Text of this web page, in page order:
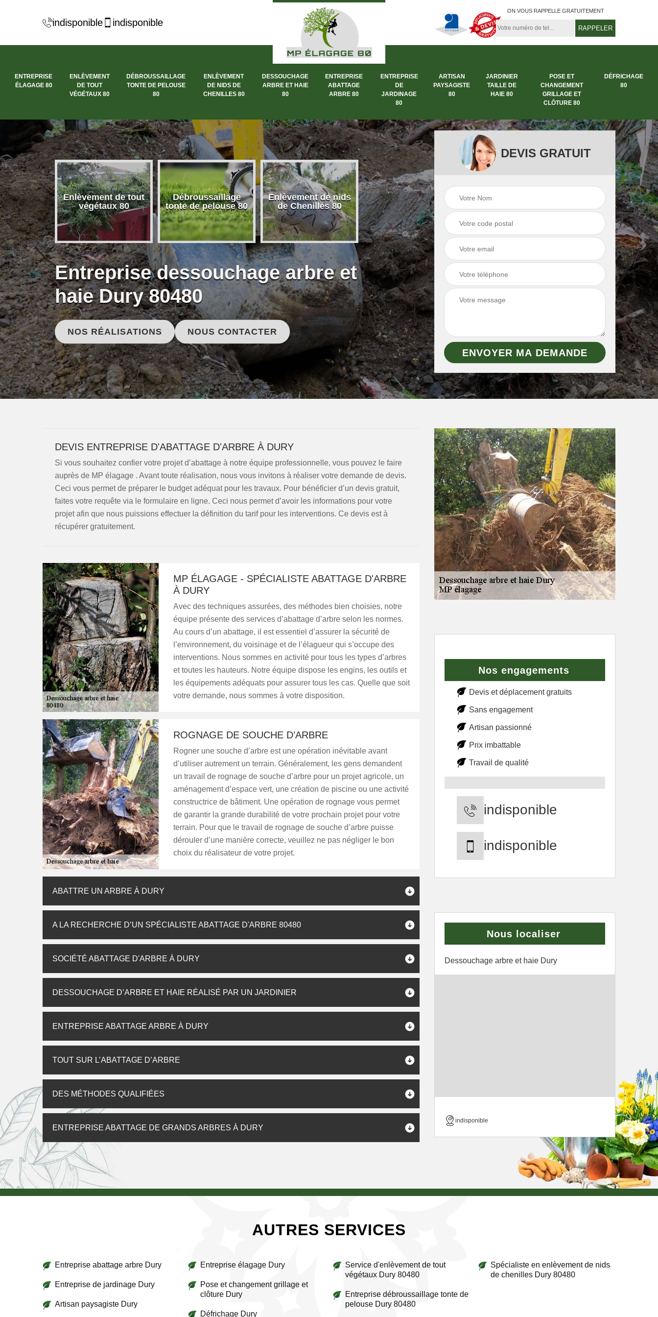
indisponible indisponible
ON VOUS RAPPELLE GRATUITEMENT
ENTREPRISE
ÉLAGAGE 80
ENLÈVEMENT
DE TOUT
VÉGÉTAUX 80
DÉBROUSSAILLAGE
TONTE DE PELOUSE
80
ENLÈVEMENT
DE NIDS DE
CHENILLES 80
DESSOUCHAGE
ARBRE ET HAIE
80
ENTREPRISE
ABATTAGE
ARBRE 80
ENTREPRISE
DE
JARDINAGE
80
ARTISAN
PAYSAGISTE
80
JARDINIER
TAILLE DE
HAIE 80
POSE ET
CHANGEMENT
GRILLAGE ET
CLÔTURE 80
DÉFRICHAGE
80
élagage
Enlèvement de tout
végétaux 80
Débroussaillage
tonte de pelouse 80
Enlèvement de nids
de Chenilles 80
Dessouchage arbre
et haie 80
Entreprise abattage
Entreprise de
jardinage 80
Entreprise dessouchage arbre et
haie Dury 80480
NOS RÉALISATIONS NOUS CONTACTER
DEVIS GRATUIT
DEVIS ENTREPRISE D'ABATTAGE D'ARBRE À DURY
Si vous souhaitez confier votre projet d’abattage à notre équipe professionnelle, vous pouvez le faire
auprès de MP élagage . Avant toute réalisation, nous vous invitons à réaliser votre demande de devis.
Ceci vous permet de préparer le budget adéquat pour les travaux. Pour bénéficier d’un devis gratuit,
faites votre requête via le formulaire en ligne. Ceci nous permet d’avoir les informations pour votre
projet afin que nous puissions effectuer la définition du tarif pour les interventions. Ce devis est à
récupérer gratuitement.
MP ÉLAGAGE - SPÉCIALISTE ABATTAGE D'ARBRE
À DURY
Avec des techniques assurées, des méthodes bien choisies, notre
équipe présente des services d’abattage d’arbre selon les normes.
Au cours d’un abattage, il est essentiel d’assurer la sécurité de
l’environnement, du voisinage et de l’élagueur qui s’occupe des
interventions. Nous sommes en activité pour tous les types d’arbres
et toutes les hauteurs. Notre équipe dispose les engins, les outils et
les équipements adéquats pour assurer tous les cas. Quelle que soit
votre demande, nous sommes à votre disposition.
ROGNAGE DE SOUCHE D’ARBRE
Rogner une souche d’arbre est une opération inévitable avant
d’utiliser autrement un terrain. Généralement, les gens demandent
un travail de rognage de souche d’arbre pour un projet agricole, un
aménagement d’espace vert, une création de piscine ou une activité
constructrice de bâtiment. Une opération de rognage vous permet
de garantir la grande durabilité de votre prochain projet pour votre
terrain. Pour que le travail de rognage de souche d’arbre puisse
dérouler d’une manière correcte, veuillez ne pas négliger le bon
choix du réalisateur de votre projet.
ABATTRE UN ARBRE À DURY
A LA RECHERCHE D’UN SPÉCIALISTE ABATTAGE D'ARBRE 80480
SOCIÉTÉ ABATTAGE D'ARBRE À DURY
DESSOUCHAGE D’ARBRE ET HAIE RÉALISÉ PAR UN JARDINIER
ENTREPRISE ABATTAGE ARBRE À DURY
TOUT SUR L’ABATTAGE D’ARBRE
DES MÉTHODES QUALIFIÉES
ENTREPRISE ABATTAGE DE GRANDS ARBRES À DURY
Nos engagements
Devis et déplacement gratuits
Sans engagement
Artisan passionné
Prix imbattable
Travail de qualité
indisponible
indisponible
Nous localiser
Dessouchage arbre et haie Dury
indisponible
AUTRES SERVICES
Entreprise abattage arbre Dury
Entreprise de jardinage Dury
Artisan paysagiste Dury
Entreprise élagage Dury
Pose et changement grillage et
clôture Dury
Défrichage Dury
Service d'enlèvement de tout
végétaux Dury 80480
Entreprise débroussaillage tonte de
pelouse Dury 80480
Spécialiste en enlèvement de nids
de chenilles Dury 80480